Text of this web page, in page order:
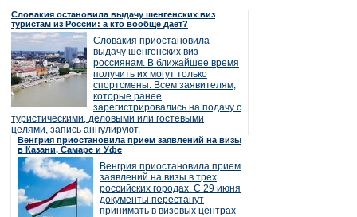
Словакия остановила выдачу шенгенских виз
туристам из России: а кто вообще дает?
Словакия приостановила
выдачу шенгенских виз
россиянам. В ближайшее время
получить их могут только
спортсмены. Всем заявителям,
которые ранее
зарегистрировались на подачу с
туристическими, деловыми или гостевыми
целями, запись аннулируют.
Венгрия приостановила прием заявлений на визы
в Казани, Самаре и Уфе
Венгрия приостановила прием
заявлений на визы в трех
российских городах. С 29 июня
документы перестанут
принимать в визовых центрах